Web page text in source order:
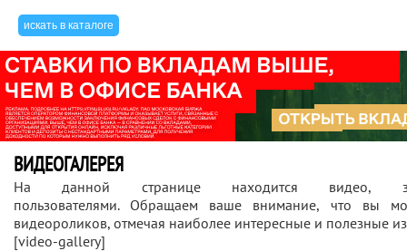
ВИДЕОГАЛЕРЕЯ
На данной странице находится видео,
пользователями. Обращаем ваше внимание, что вы
видеороликов, отмечая наиболее интересные и полезные
[video-gallery]